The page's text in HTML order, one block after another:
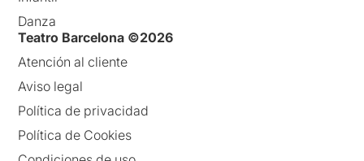
Danza
Teatro Barcelona ©2026
Atención al cliente
Aviso legal
Política de privacidad
Política de Cookies